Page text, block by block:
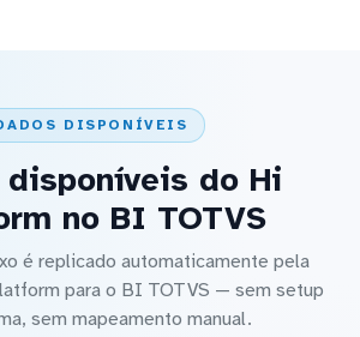
DISPONÍVEIS
disponíveis do Hi
no BI TOTVS
é replicado automaticamente pela
para o BI TOTVS — sem setup
sem mapeamento manual.